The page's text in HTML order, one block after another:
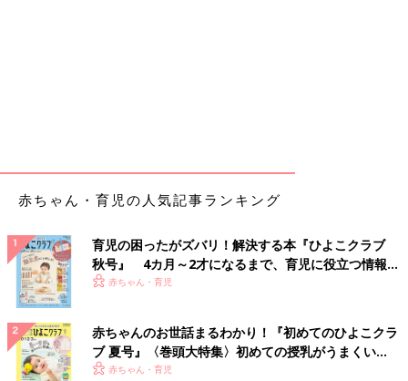
赤ちゃん・育児の人気記事ランキング
育児の困ったがズバリ！解決する本『ひよこクラブ
秋号』 4カ月～2才になるまで、育児に役立つ情報が
いっぱい！
赤ちゃん・育児
赤ちゃんのお世話まるわかり！『初めてのひよこクラ
ブ 夏号』〈巻頭大特集〉初めての授乳がうまくい
く！ おっぱい・ミルクの基本と夏のトラブル 解決テ
赤ちゃん・育児